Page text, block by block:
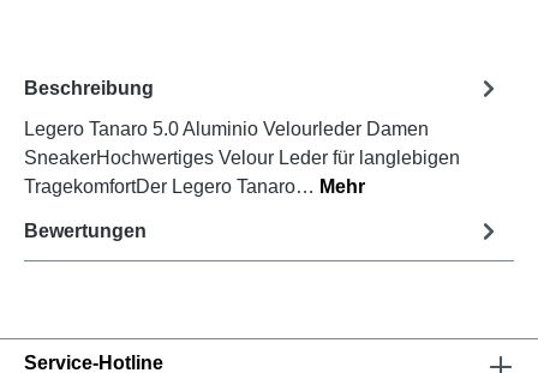
Beschreibung
Legero Tanaro 5.0 Aluminio Velourleder Damen
SneakerHochwertiges Velour Leder für langlebigen
TragekomfortDer Legero Tanaro… Mehr
Bewertungen
Service-Hotline